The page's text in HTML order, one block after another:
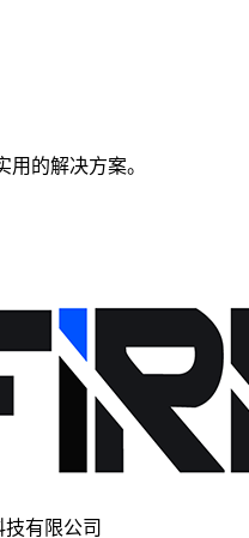
用的解决方案。
有限公司